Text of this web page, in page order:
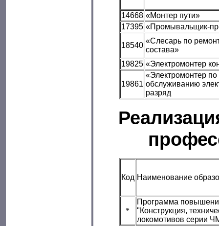
14668 «Монтер пути»
17395 «Промывальщик-
18540
«Слесарь по
состава»
19825 «Электромонтер
19861
«Электромонтер по
обслуживанию
разряд
Код Наименование
*
Программа
"Конструкция,
локомотивов серии